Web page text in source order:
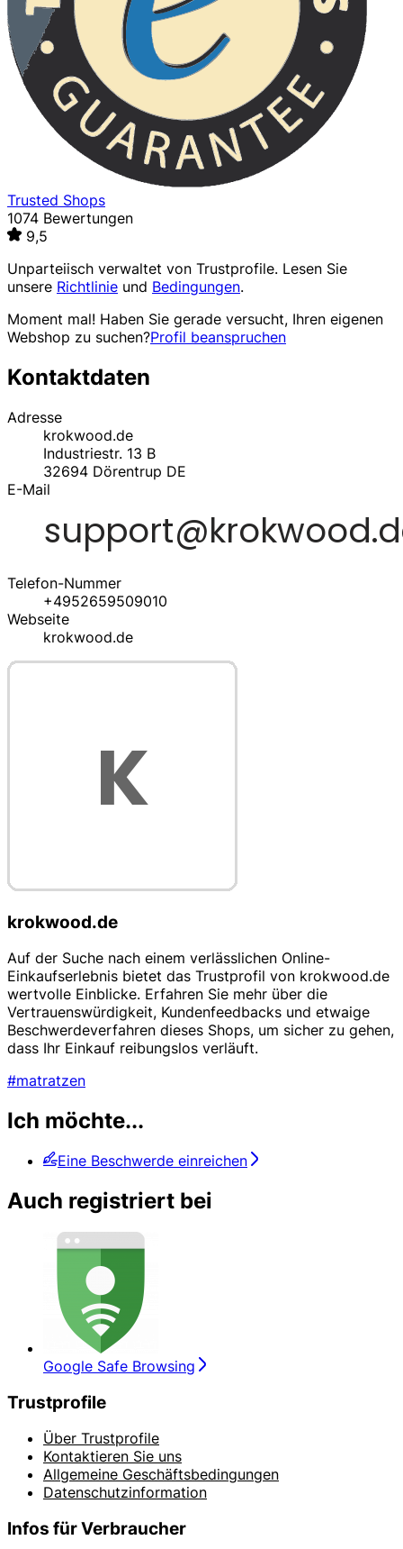
Trusted Shops
1074 Bewertungen
9,5
Unparteiisch verwaltet von Trustprofile. Lesen Sie
unsere Richtlinie und Bedingungen.
Moment mal! Haben Sie gerade versucht, Ihren eigenen
Webshop zu suchen?Profil beanspruchen
Kontaktdaten
Adresse
krokwood.de
Industriestr. 13 B
32694 Dörentrup DE
E-Mail
Telefon-Nummer
+4952659509010
Webseite
krokwood.de
krokwood.de
Auf der Suche nach einem verlässlichen Online-
Einkaufserlebnis bietet das Trustprofil von krokwood.de
wertvolle Einblicke. Erfahren Sie mehr über die
Vertrauenswürdigkeit, Kundenfeedbacks und etwaige
Beschwerdeverfahren dieses Shops, um sicher zu gehen,
dass Ihr Einkauf reibungslos verläuft.
#matratzen
Ich möchte...
Eine Beschwerde einreichen
Auch registriert bei
Google Safe Browsing
Trustprofile
Über Trustprofile
Kontaktieren Sie uns
Allgemeine Geschäftsbedingungen
Datenschutzinformation
Infos für Verbraucher